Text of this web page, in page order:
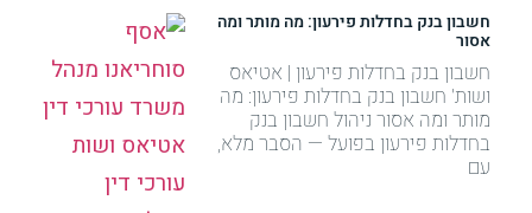
חשבון בנק בחדלות פירעון: מה מותר ומה
אסור
חשבון בנק בחדלות פירעון | אטיאס
ושות' חשבון בנק בחדלות פירעון: מה
מותר ומה אסור ניהול חשבון בנק
בחדלות פירעון בפועל — הסבר מלא,
עם